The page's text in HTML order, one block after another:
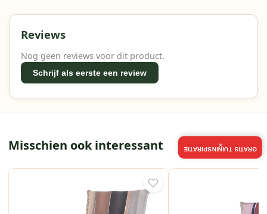
Reviews
Nog geen reviews voor dit product.
Schrijf als eerste een review
Misschien ook interessant GRATIS TUININSPIRATIE
×